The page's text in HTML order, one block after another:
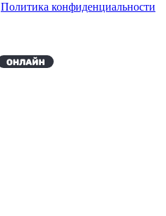
Политика конфиденциальности